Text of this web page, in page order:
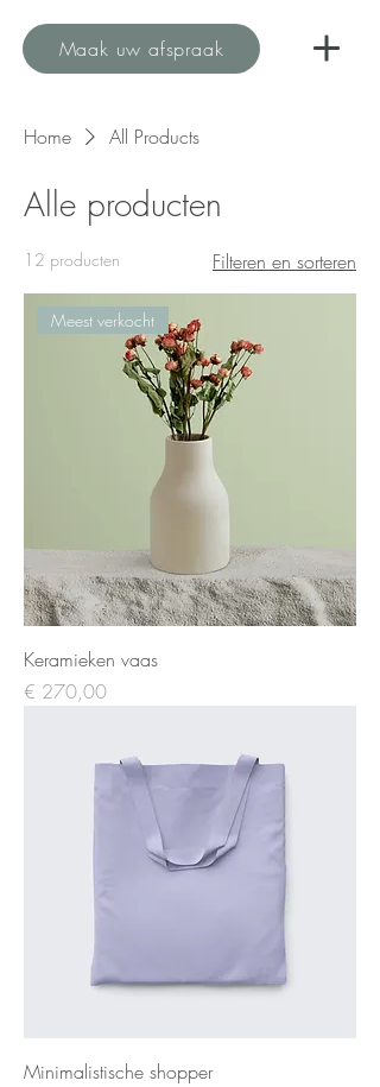
Maak uw afspraak
Home All Products
Alle producten
12 producten Filteren en sorteren
Meest verkocht
Keramieken vaas
Prijs
€ 270,00
Minimalistische shopper